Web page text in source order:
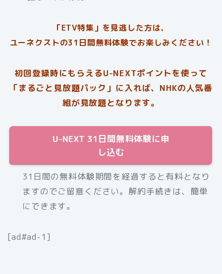
「ETV特集」を見逃した方は、
ユーネクストの31日間無料体験でお楽しみください！
初回登録時にもらえるU-NEXTポイントを使って
「まるごと見放題パック」に入れば、NHKの人気番
組が見放題となります。
U-NEXT 31日間無料体験に申
し込む
31日間の無料体験期間を経過すると有料となり
ますのでご留意ください。解約手続きは、簡単
にできます。
[ad#ad-1]